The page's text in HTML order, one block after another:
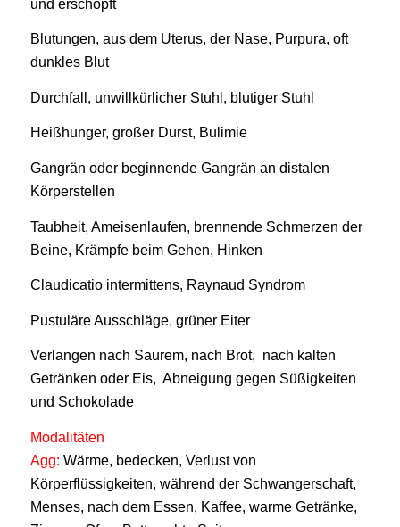
und erschöpft
Blutungen, aus dem Uterus, der Nase, Purpura, oft
dunkles Blut
Durchfall, unwillkürlicher Stuhl, blutiger Stuhl
Heißhunger, großer Durst, Bulimie
Gangrän oder beginnende Gangrän an distalen
Körperstellen
Taubheit, Ameisenlaufen, brennende Schmerzen der
Beine, Krämpfe beim Gehen, Hinken
Claudicatio intermittens, Raynaud Syndrom
Pustuläre Ausschläge, grüner Eiter
Verlangen nach Saurem, nach Brot, nach kalten
Getränken oder Eis, Abneigung gegen Süßigkeiten
und Schokolade
Modalitäten
Agg: Wärme, bedecken, Verlust von
Körperflüssigkeiten, während der Schwangerschaft,
Menses, nach dem Essen, Kaffee, warme Getränke,